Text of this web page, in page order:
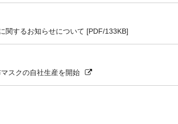
関するお知らせについて [PDF/133KB]
スクの自社生産を開始